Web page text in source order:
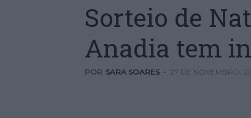
Sorteio de
Anadia tem
POR SARA SOARES - 27 DE NOVEMBRO,